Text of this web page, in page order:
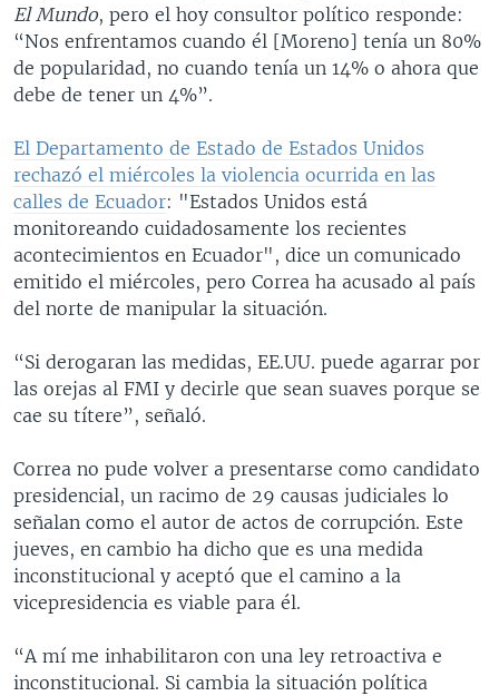
El Mundo, pero el hoy consultor político responde:
“Nos enfrentamos cuando él [Moreno] tenía un 80%
de popularidad, no cuando tenía un 14% o ahora que
debe de tener un 4%”.
El Departamento de Estado de Estados Unidos
rechazó el miércoles la violencia ocurrida en las
calles de Ecuador: "Estados Unidos está
monitoreando cuidadosamente los recientes
acontecimientos en Ecuador", dice un comunicado
emitido el miércoles, pero Correa ha acusado al país
del norte de manipular la situación.
“Si derogaran las medidas, EE.UU. puede agarrar por
las orejas al FMI y decirle que sean suaves porque se
cae su títere”, señaló.
Correa no pude volver a presentarse como candidato
presidencial, un racimo de 29 causas judiciales lo
señalan como el autor de actos de corrupción. Este
jueves, en cambio ha dicho que es una medida
inconstitucional y aceptó que el camino a la
vicepresidencia es viable para él.
“A mí me inhabilitaron con una ley retroactiva e
inconstitucional. Si cambia la situación política